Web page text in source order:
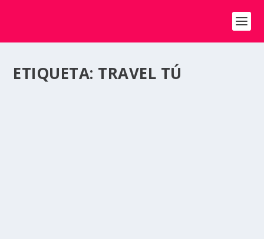
ETIQUETA: TRAVEL TÚ